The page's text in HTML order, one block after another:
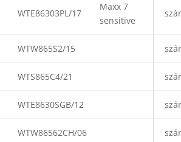
WTE86303PL/17
Maxx 7
sensitive
WTW865S2/15
WTS865C4/21
WTE8630SGB/12
WTW86562CH/06